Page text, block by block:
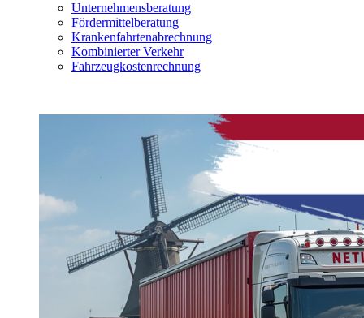
Unternehmensberatung
Fördermittelberatung
Krankenfahrtenabrechnung
Kombinierter Verkehr
Fahrzeugkostenrechnung